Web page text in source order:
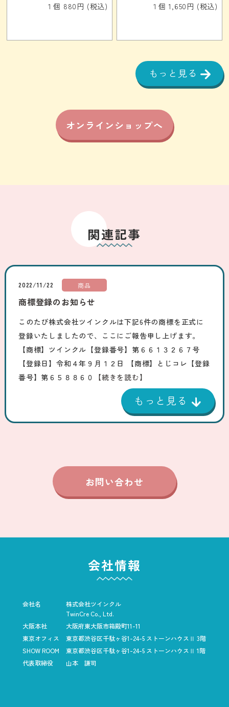
１個 880円 (税込) １個 1,650円 (税込)
もっと見る
オンラインショップへ
関連記事
2022/11/22 商品
商標登録のお知らせ
このたび株式会社ツインクルは下記6件の商標を正式に
登録いたしましたので、ここにご報告申し上げます。
【商標】ツインクル【登録番号】第６６１３２６７号
【登録日】令和４年９月１２日 【商標】とじコレ【登録
番号】第６５８８６０
【続きを読む】
お問い合わせ
会社情報
会社名
株式会社ツインクル
TwinCre Co., Ltd.
大阪本社
大阪府東大阪市箱殿町11-11
東京オフィス
東京都渋谷区千駄ヶ谷1-24-5 ストーンハウスⅡ 3階
SHOW ROOM
東京都渋谷区千駄ヶ谷1-24-5 ストーンハウスⅡ 1階
代表取締役
山本 謙司